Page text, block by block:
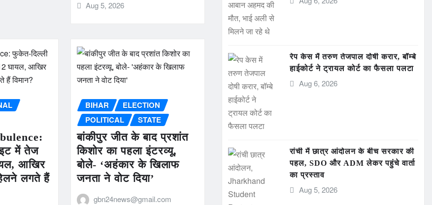
Aug 5, 2026
में तेज
आखिर
लगते हैं
BIHAR
ELECTION
POLITICAL
STATE
बांकीपुर जीत के बाद प्रशांत
किशोर का पहला इंटरव्यू,
बोले- ‘अहंकार के खिलाफ
जनता ने वोट दिया’
gbn24news@gmail.com
रेप केस में तरुण तेजपाल दोषी करार, बॉम्बे
हाईकोर्ट ने ट्रायल कोर्ट का फैसला पलटा
Aug 6, 2026
रांची में छात्र आंदोलन के बीच सरकार की
पहल, SDO और ADM लेकर पहुंचे वार्ता
का प्रस्ताव
Aug 5, 2026